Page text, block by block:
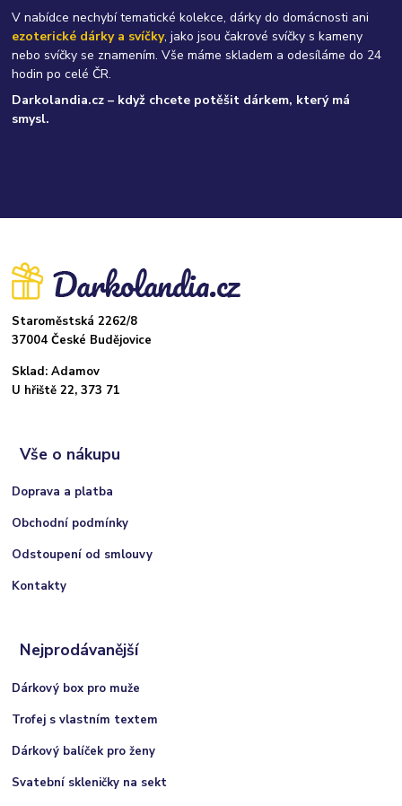
V nabídce nechybí tematické kolekce, dárky do domácnosti ani
ezoterické dárky a svíčky, jako jsou čakrové svíčky s kameny
nebo svíčky se znamením. Vše máme skladem a odesíláme do 24
hodin po celé ČR.
Darkolandia.cz – když chcete potěšit dárkem, který má
smysl.
Staroměstská 2262/8
37004 České Budějovice
Sklad: Adamov
U hřiště 22, 373 71
Vše o nákupu
Doprava a platba
Obchodní podmínky
Odstoupení od smlouvy
Kontakty
Nejprodávanější
Dárkový box pro muže
Trofej s vlastním textem
Dárkový balíček pro ženy
Svatební skleničky na sekt